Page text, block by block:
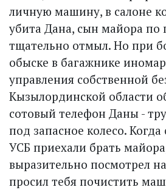
личную машину, в салоне
убита Дана, сын майора по
тщательно отмыл. Но при
обыске в багажнике
управления собственной
Кызылординской области
сотовый телефон Даны -
под запасное колесо.
УСБ приехали брать
выразительно посмотрел
просил тебя почистить